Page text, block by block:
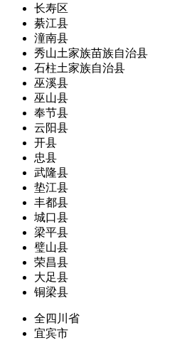
长寿区
綦江县
潼南县
秀山土家族苗族自治县
石柱土家族自治县
巫溪县
巫山县
奉节县
云阳县
开县
忠县
武隆县
垫江县
丰都县
城口县
梁平县
璧山县
荣昌县
大足县
铜梁县
全四川省
宜宾市